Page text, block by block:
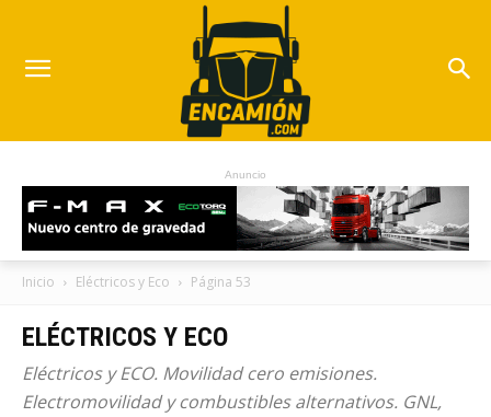
Anuncio
Inicio Eléctricos y Eco Página 53
ELÉCTRICOS Y ECO
Eléctricos y ECO. Movilidad cero emisiones.
Electromovilidad y combustibles alternativos. GNL,